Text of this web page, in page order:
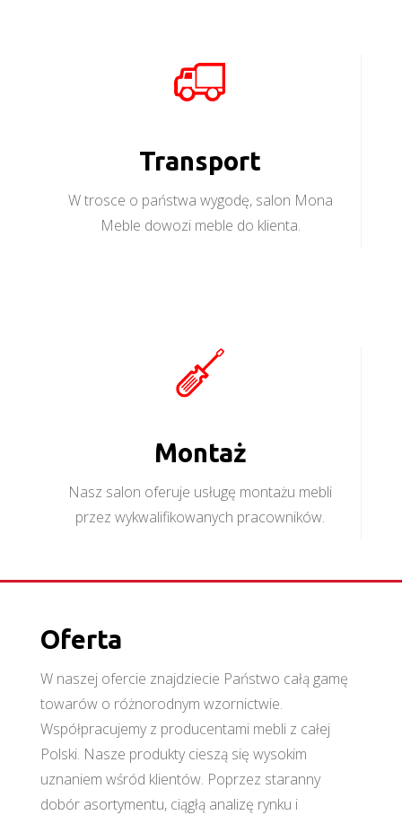
Transport
W trosce o państwa wygodę, salon Mona
Meble dowozi meble do klienta.
Montaż
Nasz salon oferuje usługę montażu mebli
przez wykwalifikowanych pracowników.
Oferta
W naszej ofercie znajdziecie Państwo całą gamę
towarów o różnorodnym wzornictwie.
Współpracujemy z producentami mebli z całej
Polski. Nasze produkty cieszą się wysokim
uznaniem wśród klientów. Poprzez staranny
dobór asortymentu, ciągłą analizę rynku i